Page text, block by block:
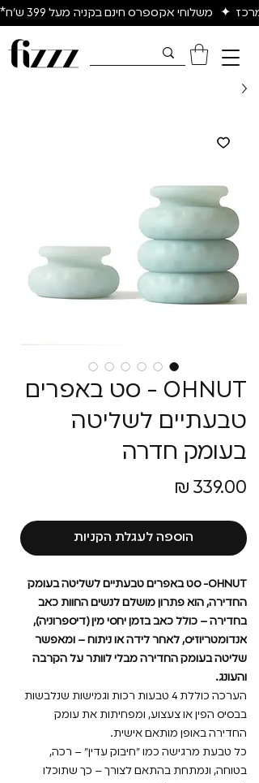
✦   משלוחי אקספרס חינם בקניה מעל 399 ש״ח*
OHNUT - סט באפרים
טבעתיים לשליטה
בעומק חדרה
הוספה לעגלת הקניות
OHNUT- סט באפרים טבעתיים לשליטה בעומק
החדירה, הוא פתרון מושלם לנשים החוות כאב
בחדירה – כולל כאב בזמן יחסי מין (דיספרוניה),
אנדומטריוזיס, לאחר לידה או ניתוח – ומאפשר
שליטה בעומק החדירה מבלי לוותר על הקרבה
והעונג.
הערכה כוללת 4 טבעות רכות וגמישות שנלבשות
בבסיס הפין או צעצוע, ומפחיתות את עומק
החדירה באופן מותאם אישית.
כל טבעת מרגישה כמו "חיבוק עדין" – רכה,
בטוחה, ונמתחת בהתאם לצורך – כך שתוכלו